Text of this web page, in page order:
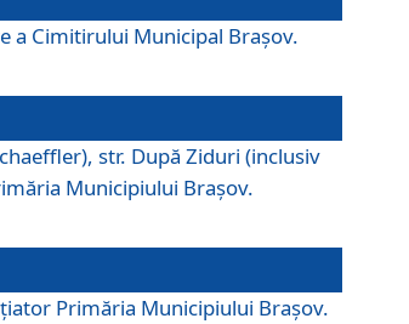
a Cimitirului Municipal Braşov.
str. După Ziduri (inclusiv
Municipiului Braşov.
Primăria Municipiului Braşov.